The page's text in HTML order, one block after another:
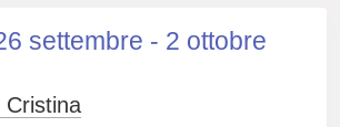
settembre - 2 ottobre
Cristina